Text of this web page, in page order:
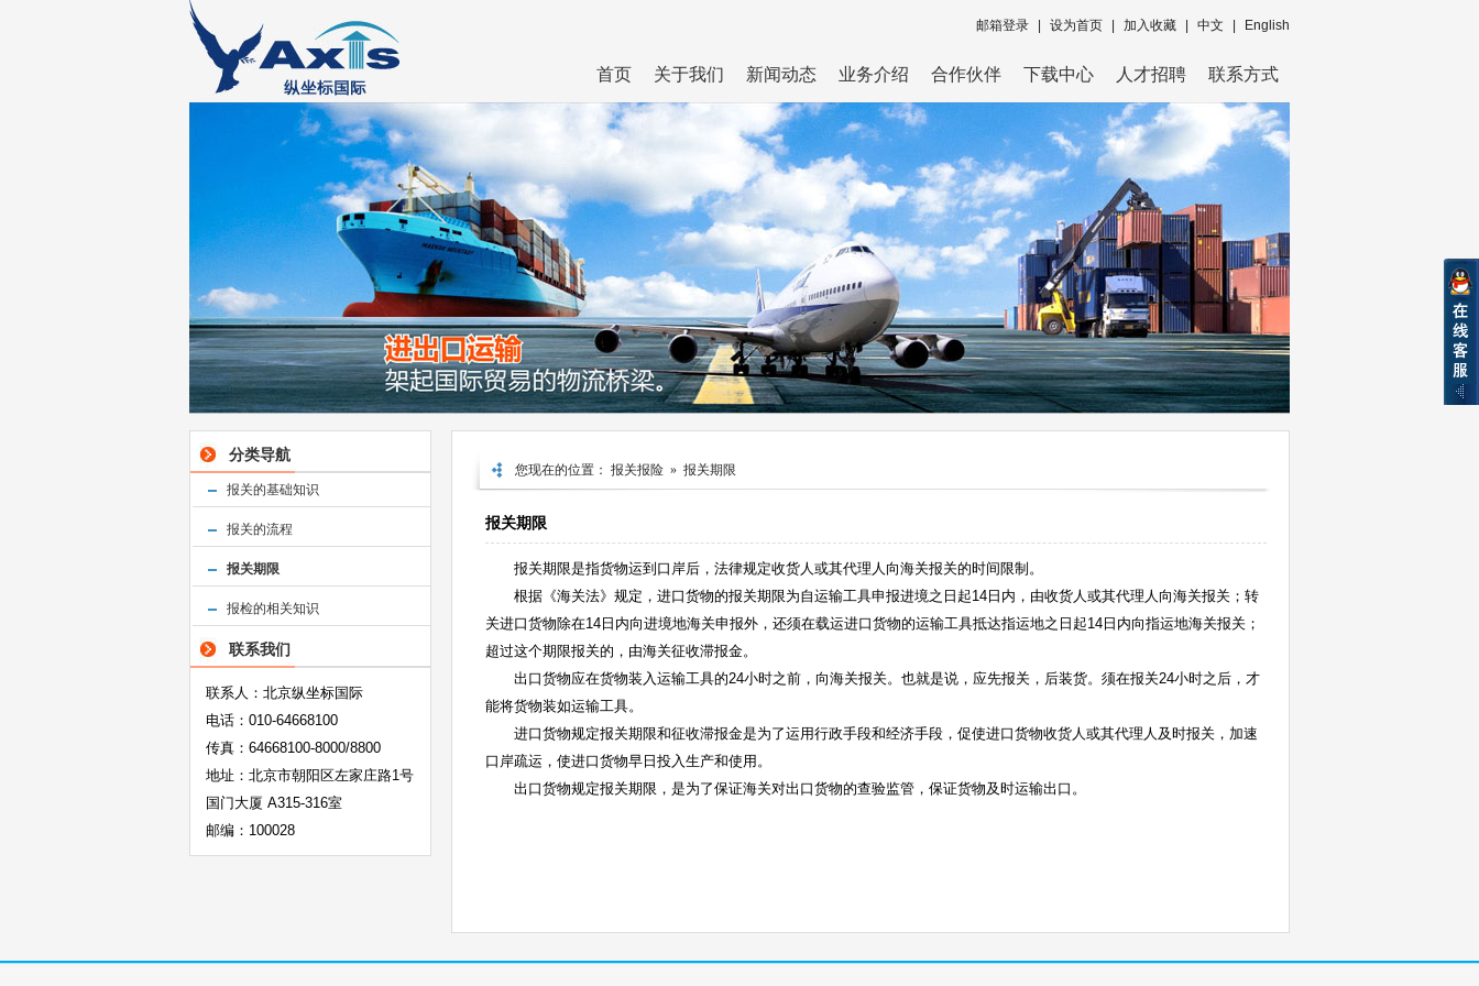
邮箱登录 设为首页 加入收藏 中文 English
首页 关于我们 新闻动态 业务介绍 合作伙伴 下载中心 人才招聘 联系方式
分类导航
报关的基础知识
报关的流程
报关期限
报检的相关知识
联系我们
联系人：北京纵坐标国际
电话：010-64668100
传真：64668100-8000/8800
地址：北京市朝阳区左家庄路1号
国门大厦 A315-316室
邮编：100028
您现在的位置： 报关报险 » 报关期限
报关期限
报关期限是指货物运到口岸后，法律规定收货人或其代理人向海关报关的时间限制。
根据《海关法》规定，进口货物的报关期限为自运输工具申报进境之日起14日内，由收货人或其代理人向海关报关；转
关进口货物除在14日内向进境地海关申报外，还须在载运进口货物的运输工具抵达指运地之日起14日内向指运地海关报关；
超过这个期限报关的，由海关征收滞报金。
出口货物应在货物装入运输工具的24小时之前，向海关报关。也就是说，应先报关，后装货。须在报关24小时之后，才
能将货物装如运输工具。
进口货物规定报关期限和征收滞报金是为了运用行政手段和经济手段，促使进口货物收货人或其代理人及时报关，加速
口岸疏运，使进口货物早日投入生产和使用。
出口货物规定报关期限，是为了保证海关对出口货物的查验监管，保证货物及时运输出口。